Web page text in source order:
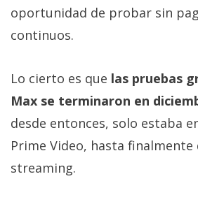
temas
Foros
Contacto
Sobre
oportunidad de probar sin
continuos.
Lo cierto es que las pruebas
Max se terminaron en
desde entonces, solo estaba
Prime Video, hasta finalmente
streaming.